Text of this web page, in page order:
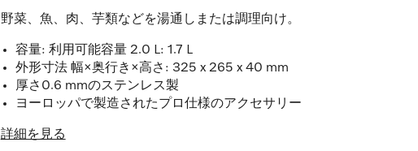
野菜、魚、肉、芋類などを湯通しまたは調理向け。
容量: 利用可能容量 2.0 L: 1.7 L
外形寸法 幅×奥行き×高さ: 325 x 265 x 40 mm
厚さ0.6 mmのステンレス製
ヨーロッパで製造されたプロ仕様のアクセサリー
詳細を見る